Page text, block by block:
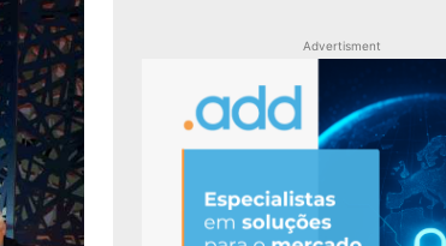
Advertisment